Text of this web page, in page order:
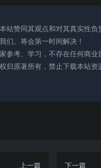
站赞同其观点和对其真实性负
们。将会第一时间解决！
考、学习，不存在任何商业
归原著所有，禁止下载本站
上一篇 下一篇